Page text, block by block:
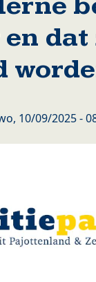
dat
10/09/2025 -